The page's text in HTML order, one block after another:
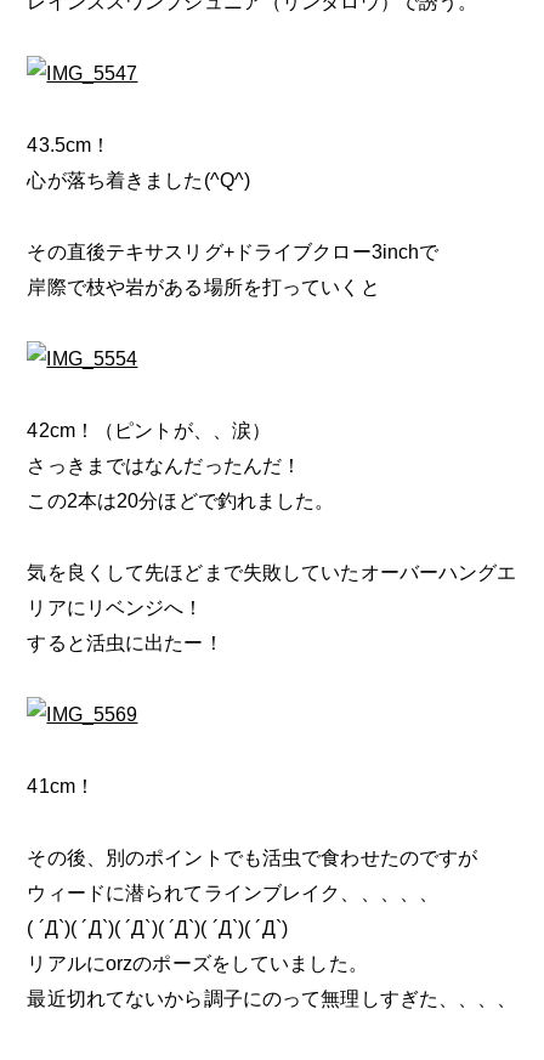
43.5cm！
心が落ち着きました(^Q^)
その直後テキサスリグ+ドライブクロー3inchで
岸際で枝や岩がある場所を打っていくと
42cm！（ピントが、、涙）
さっきまではなんだったんだ！
この2本は20分ほどで釣れました。
気を良くして先ほどまで失敗していたオーバーハングエ
リアにリベンジへ！
すると活虫に出たー！
41cm！
その後、別のポイントでも活虫で食わせたのですが
ウィードに潜られてラインブレイク、、、、、
( ´Д`)( ´Д`)( ´Д`)( ´Д`)( ´Д`)( ´Д`)
リアルにorzのポーズをしていました。
最近切れてないから調子にのって無理しすぎた、、、、